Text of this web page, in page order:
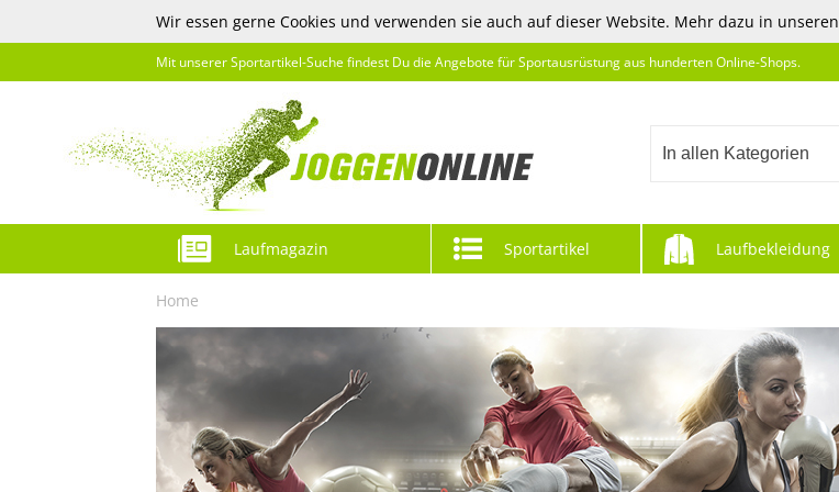
Wir essen gerne Cookies und verwenden sie auch auf dieser Website. Mehr dazu in unseren
Mit unserer Sportartikel-Suche findest Du die Angebote für Sportausrüstung aus hunderten Online-Shops.
In allen Kategorien
Laufmagazin Sportartikel Laufbekleidung
Home